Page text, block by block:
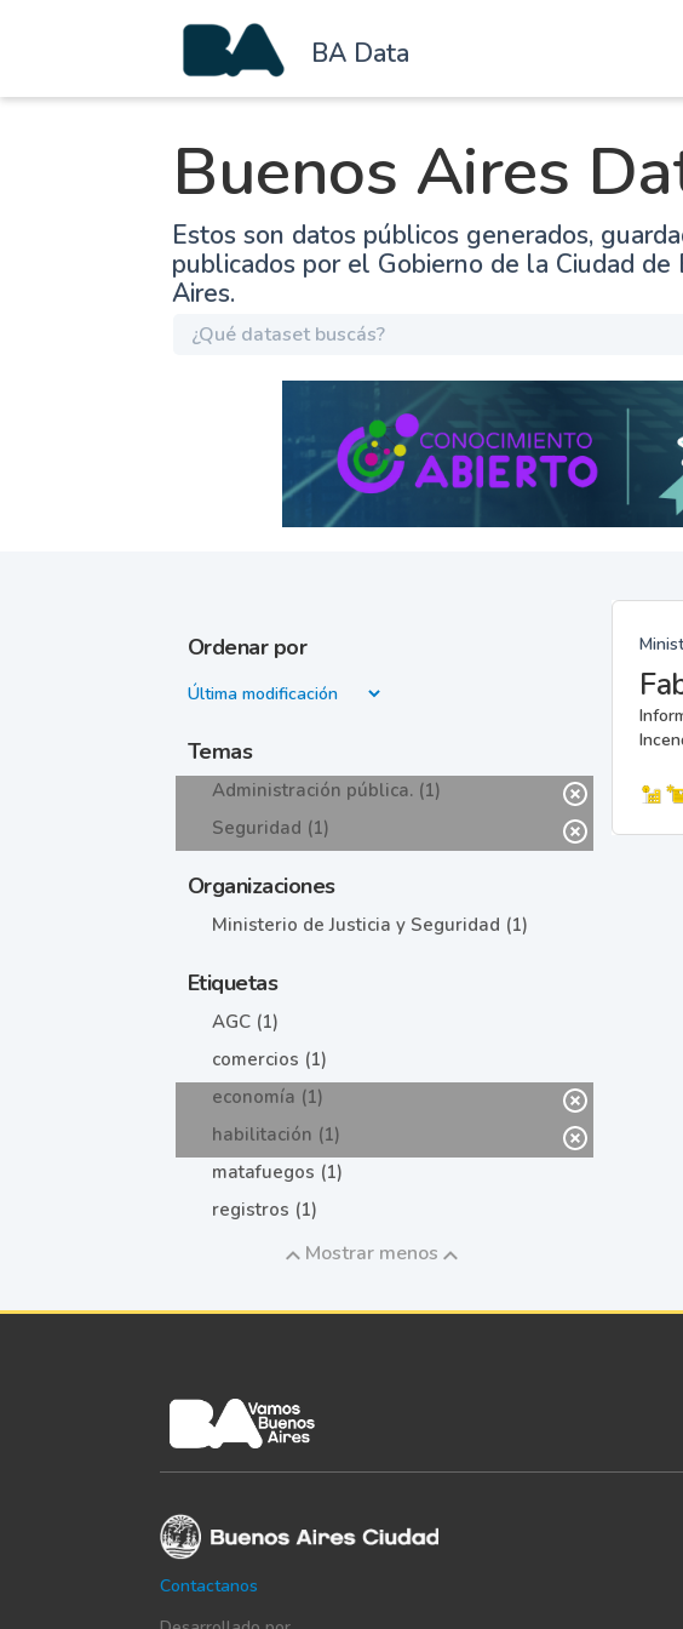
BA Data
Buenos Aires
Estos son datos públicos generados,
publicados por el Gobierno de la Ciudad de
Aires.
Ordenar por
Temas
Administración pública. (1)
Seguridad (1)
Organizaciones
Ministerio de Justicia y Seguridad (1)
Etiquetas
AGC (1)
comercios (1)
economía (1)
habilitación (1)
matafuegos (1)
registros (1)
Mostrar menos
Contactanos